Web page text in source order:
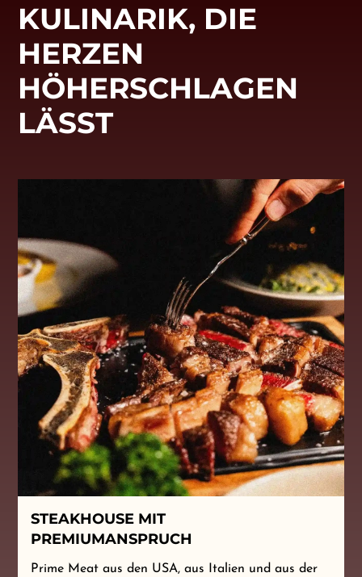
KULINARIK, DIE
HERZEN
HÖHERSCHLAGEN
LÄSST
STEAKHOUSE MIT
PREMIUMANSPRUCH
Prime Meat aus den USA, aus Italien und aus der